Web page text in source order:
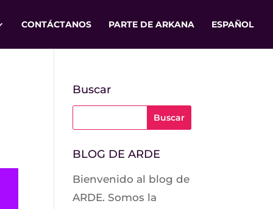
CONTÁCTANOS PARTE DE ARKANA ESPAÑOL
Buscar
BLOG DE ARDE
Bienvenido al blog de
ARDE. Somos la